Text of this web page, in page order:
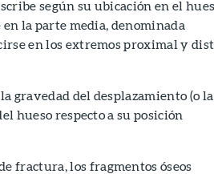
según su ubicación en el
la parte media, denominada
en los extremos proximal y
gravedad del desplazamiento (o la
hueso respecto a su posición
fractura, los fragmentos óseos